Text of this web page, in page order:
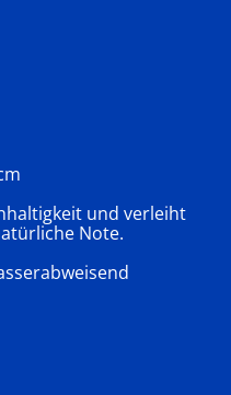
und verleiht
Note.